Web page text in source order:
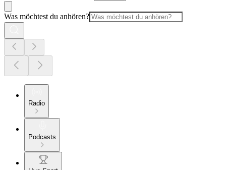
Was möchtest du anhören?
Radio
Podcasts